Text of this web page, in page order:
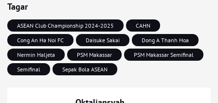
Tagar
ASEAN Club Championship 2024-2025
CAHN
Cong An Ha Noi FC
Daisuke Sakai
Dong A Thanh Hoa
Nermin Haljeta
PSM Makassar
PSM Makassar Semifinal
Semifinal
Sepak Bola ASEAN